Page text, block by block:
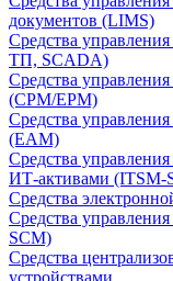
документов (LIMS)
Средства
ТП, SCADA)
Средства
(CPM/EPM)
Средства
(EAM)
Средства
ИТ-активами (ITSM-
Средства
Средства
SCM)
Средства
устройствами